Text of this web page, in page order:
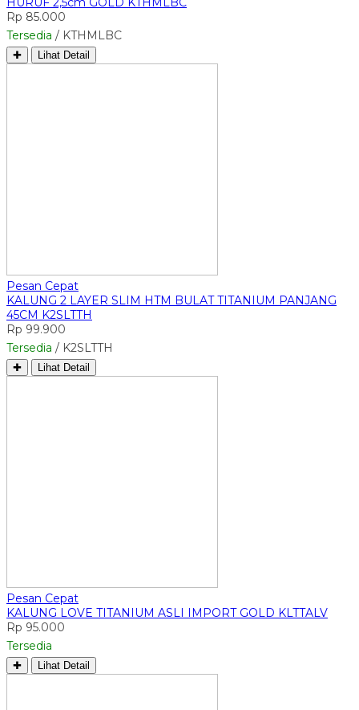
Rp 85.000
Tersedia / KTHMLBC
✚ Lihat Detail
Pesan Cepat
KALUNG 2 LAYER SLIM HTM BULAT TITANIUM PANJANG
45CM K2SLTTH
Rp 99.900
Tersedia / K2SLTTH
✚ Lihat Detail
Pesan Cepat
KALUNG LOVE TITANIUM ASLI IMPORT GOLD KLTTALV
Rp 95.000
Tersedia
✚ Lihat Detail